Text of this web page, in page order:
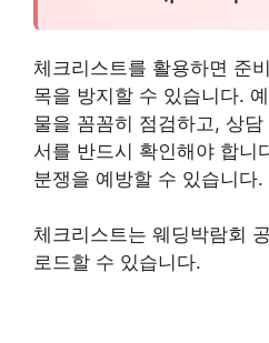
체크리스트를 활용하면 준
목을 방지할 수 있습니다.
물을 꼼꼼히 점검하고, 상
서를 반드시 확인해야 합니
분쟁을 예방할 수 있습니다.
체크리스트는 웨딩박람회
로드할 수 있습니다.